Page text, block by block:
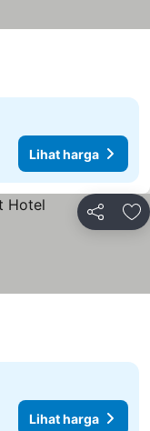
Lihat harga
Bagikan
Lihat harga